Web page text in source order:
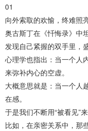
01
向外索取的欢愉，终难照
奥古斯丁在《忏悔录》中
发现自己紧握的双手里，
心理学也指出：当一个人
来弥补内心的空虚。
大概意思就是：当一个人
在感。
于是我们不断用“被看见”来
比如，在亲密关系中，那